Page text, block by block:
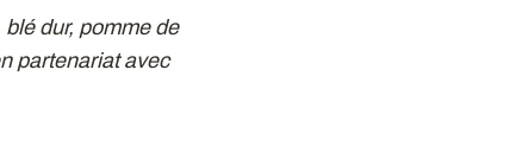
dur, pomme de
partenariat avec